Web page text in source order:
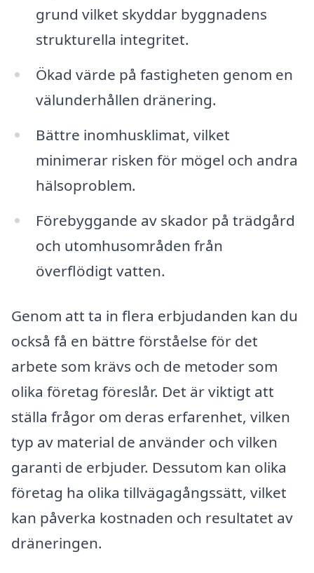
grund vilket skyddar byggnadens
strukturella integritet.
Ökad värde på fastigheten genom en
välunderhållen dränering.
Bättre inomhusklimat, vilket
minimerar risken för mögel och andra
hälsoproblem.
Förebyggande av skador på trädgård
och utomhusområden från
överflödigt vatten.
Genom att ta in flera erbjudanden kan du
också få en bättre förståelse för det
arbete som krävs och de metoder som
olika företag föreslår. Det är viktigt att
ställa frågor om deras erfarenhet, vilken
typ av material de använder och vilken
garanti de erbjuder. Dessutom kan olika
företag ha olika tillvägagångssätt, vilket
kan påverka kostnaden och resultatet av
dräneringen.